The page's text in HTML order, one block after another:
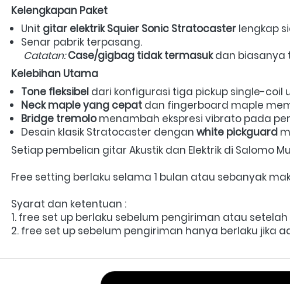
Kelengkapan Paket
Unit gitar elektrik Squier Sonic Stratocaster lengkap
Senar pabrik terpasang.
Catatan: Case/gigbag tidak termasuk dan biasanya
Kelebihan Utama
Tone fleksibel dari konfigurasi tiga pickup single-coil
Neck maple yang cepat dan fingerboard maple
Bridge tremolo menambah ekspresi vibrato pada
Desain klasik Stratocaster dengan white pickguard
Setiap pembelian gitar Akustik dan Elektrik di Salomo
Free setting berlaku selama 1 bulan atau sebanyak
Syarat dan ketentuan :
1. free set up berlaku sebelum pengiriman atau
2. free set up sebelum pengiriman hanya berlaku jika